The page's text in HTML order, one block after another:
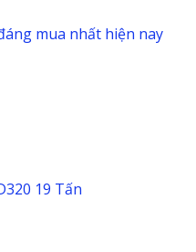
mua nhất hiện nay
19 Tấn